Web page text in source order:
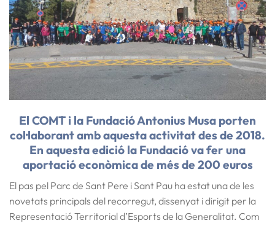
El COMT i la Fundació Antonius Musa porten
col·laborant amb aquesta activitat des de 2018.
En aquesta edició la Fundació va fer una
aportació econòmica de més de 200 euros
El pas pel Parc de Sant Pere i Sant Pau ha estat una de les
novetats principals del recorregut, dissenyat i dirigit per la
Representació Territorial d’Esports de la Generalitat. Com